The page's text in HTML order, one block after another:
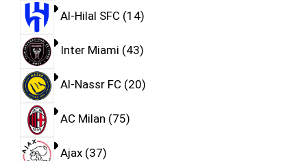
Al-Hilal SFC 14
Inter Miami 43
Al-Nassr FC 20
AC Milan 75
Ajax 37